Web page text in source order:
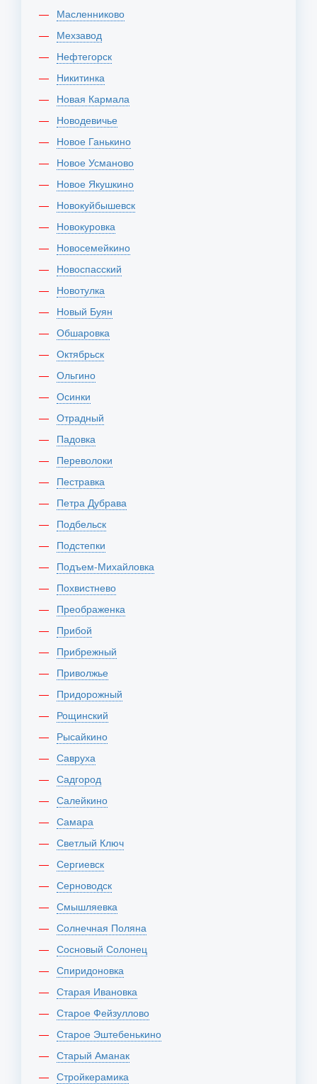
Масленниково
Мехзавод
Нефтегорск
Никитинка
Новая Кармала
Новодевичье
Новое Ганькино
Новое Усманово
Новое Якушкино
Новокуйбышевск
Новокуровка
Новосемейкино
Новоспасский
Новотулка
Новый Буян
Обшаровка
Октябрьск
Ольгино
Осинки
Отрадный
Падовка
Переволоки
Пестравка
Петра Дубрава
Подбельск
Подстепки
Подъем-Михайловка
Похвистнево
Преображенка
Прибой
Прибрежный
Приволжье
Придорожный
Рощинский
Рысайкино
Савруха
Садгород
Салейкино
Самара
Светлый Ключ
Сергиевск
Серноводск
Смышляевка
Солнечная Поляна
Сосновый Солонец
Спиридоновка
Старая Ивановка
Старое Фейзуллово
Старое Эштебенькино
Старый Аманак
Стройкерамика